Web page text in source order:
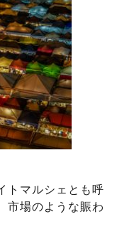
トマルシェとも呼
市場のような賑わ